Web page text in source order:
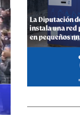
CUARTA
hace 6 días·